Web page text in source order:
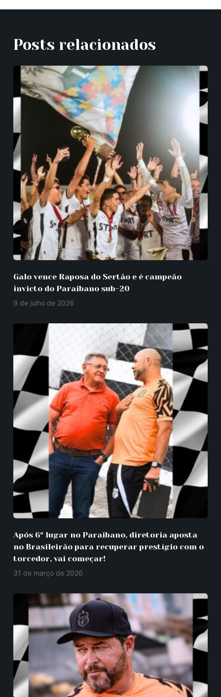
Posts relacionados
Galo vence Raposa do Sertão e é campeão
invicto do Paraibano sub-20
9 de julho de 2026
Após 6º lugar no Paraibano, diretoria aposta
no Brasileirão para recuperar prestígio com o
torcedor, vai começar!
31 de março de 2026